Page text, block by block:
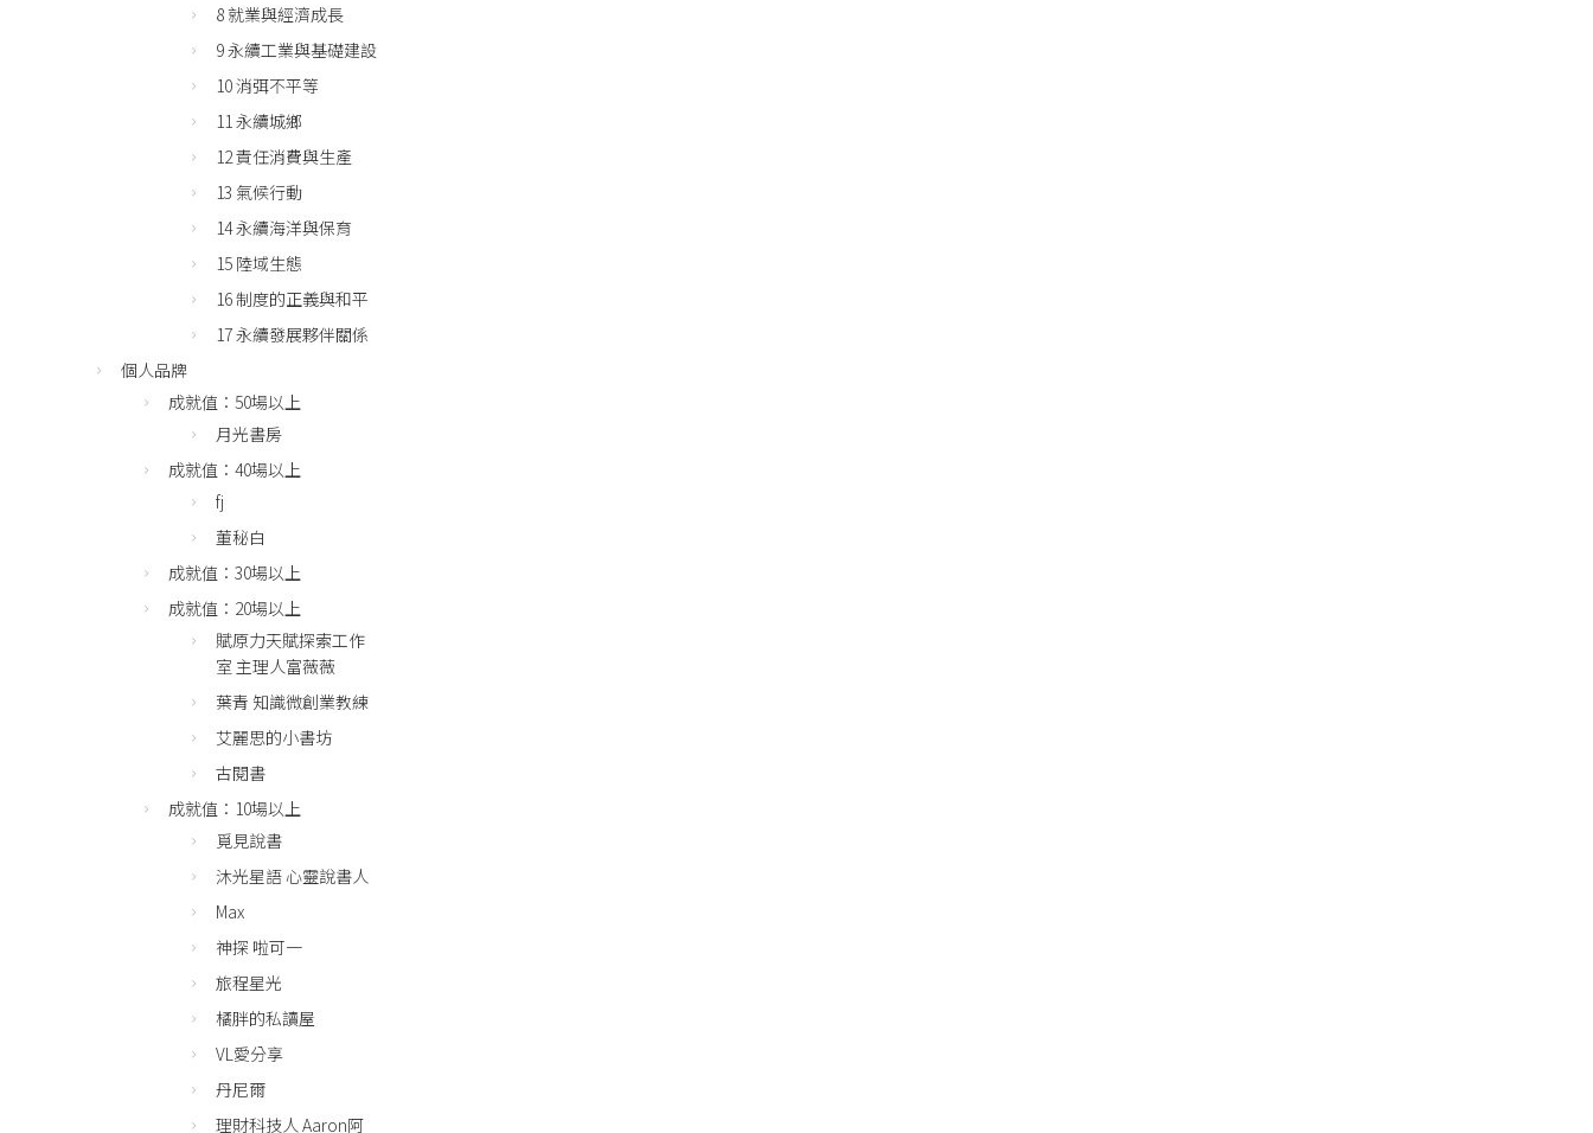
8 就業與經濟成長
9 永續工業與基礎建設
10 消弭不平等
11 永續城鄉
12 責任消費與生產
13 氣候行動
14 永續海洋與保育
15 陸域生態
16 制度的正義與和平
17 永續發展夥伴關係
個人品牌
成就值：50場以上
月光書房
成就值：40場以上
fj
董秘白
成就值：30場以上
成就值：20場以上
賦原力天賦探索工作
室 主理人富薇薇
葉青 知識微創業教練
艾麗思的小書坊
古閱書
成就值：10場以上
覓見說書
沐光星語 心靈說書人
Max
神探 啦可一
旅程星光
橘胖的私讀屋
VL愛分享
丹尼爾
理財科技人 Aaron阿